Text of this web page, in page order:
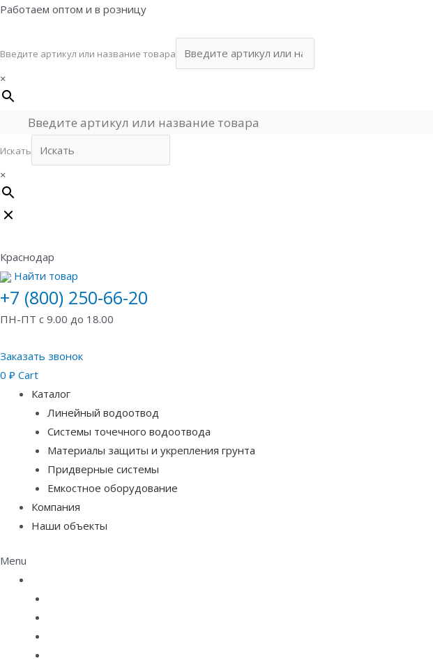
Перейти
Работаем оптом и в розницу
Введите артикул или название товара
×
Искать
×
Краснодар
Найти товар
+7 (800) 250-66-20
ПН-ПТ с 9.00 до 18.00
Заказать звонок
0 ₽ Cart
Каталог
Линейный водоотвод
Системы точечного водоотвода
Материалы защиты и укрепления грунта
Придверные системы
Емкостное оборудование
Компания
Наши объекты
Menu